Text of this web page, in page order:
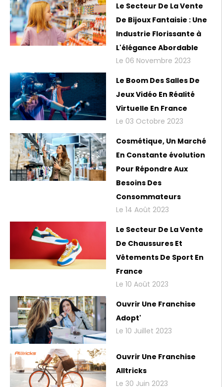
Le Secteur De La Vente
De Bijoux Fantaisie : Une
Industrie Florissante à
L'élégance Abordable
Le 06 Novembre 2023
Le Boom Des Salles De
Jeux Vidéo En Réalité
Virtuelle En France
Le 03 Octobre 2023
Cosmétique, Un Marché
En Constante évolution
Pour Répondre Aux
Besoins Des
Consommateurs
Le 14 Août 2023
Le Secteur De La Vente
De Chaussures Et
Vêtements De Sport En
France
Le 10 Août 2023
Ouvrir Une Franchise
Adopt'
Le 10 Juillet 2023
Ouvrir Une Franchise
Alltricks
Le 30 Juin 2023